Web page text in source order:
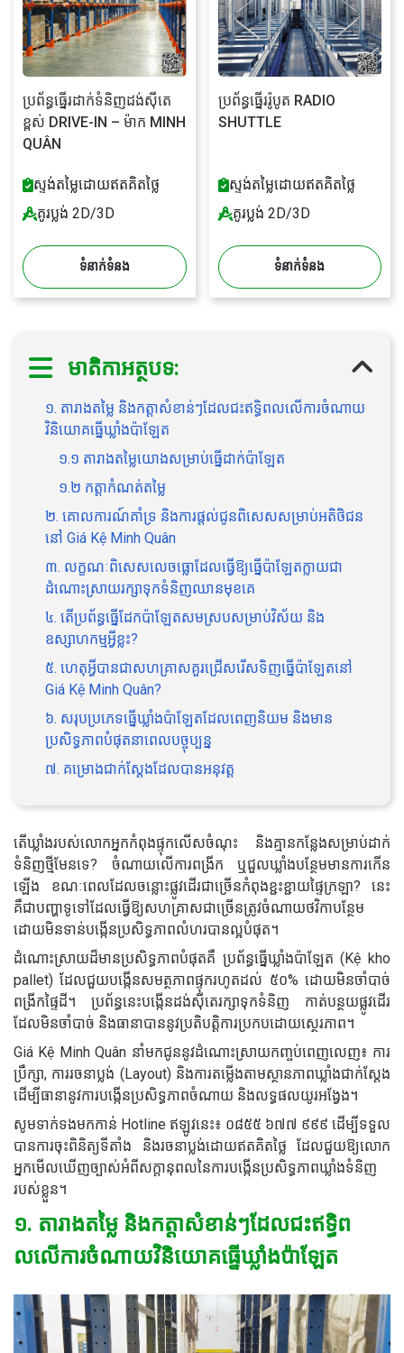
ប្រព័ន្ធធ្នើរដាក់ទំនិញដង់ស៊ីតេ
ខ្ពស់ DRIVE-IN – ម៉ាក MINH
QUÂN
ស្ទង់តម្លៃដោយឥតគិតថ្លៃ
គូរប្លង់ 2D/3D
ទំនាក់ទំនង
ប្រព័ន្ធធ្នើររ៉ូបូត RADIO
SHUTTLE
ស្ទង់តម្លៃដោយឥតគិតថ្លៃ
គូរប្លង់ 2D/3D
ទំនាក់ទំនង
មាតិកាអត្ថបទ:
១. តារាងតម្លៃ និងកត្តាសំខាន់ៗដែលជះឥទ្ធិពលលើការចំណាយ
វិនិយោគធ្នើឃ្លាំងប៉ាឡែត
១.១ តារាងតម្លៃយោងសម្រាប់ធ្នើដាក់ប៉ាឡែត
១.២ កត្តាកំណត់តម្លៃ
២. គោលការណ៍គាំទ្រ និងការផ្តល់ជូនពិសេសសម្រាប់អតិថិជន
នៅ Giá Kệ Minh Quân
៣. លក្ខណៈពិសេសលេចធ្លោដែលធ្វើឱ្យធ្នើប៉ាឡែតក្លាយជា
ដំណោះស្រាយរក្សាទុកទំនិញឈានមុខគេ
៤. តើប្រព័ន្ធធ្នើដែកប៉ាឡែតសមស្របសម្រាប់វិស័យ និង
ឧស្សាហកម្មអ្វីខ្លះ?
៥. ហេតុអ្វីបានជាសហគ្រាសគួរជ្រើសរើសទិញធ្នើប៉ាឡែតនៅ
Giá Kệ Minh Quân?
៦. សរុបប្រភេទធ្នើឃ្លាំងប៉ាឡែតដែលពេញនិយម និងមាន
ប្រសិទ្ធភាពបំផុតនាពេលបច្ចុប្បន្ន
៧. គម្រោងជាក់ស្តែងដែលបានអនុវត្ត
តើឃ្លាំងរបស់លោកអ្នកកំពុងផ្ទុកលើសចំណុះ និងគ្មានកន្លែងសម្រាប់ដាក់
ទំនិញថ្មីមែនទេ? ចំណាយលើការពង្រីក ឬជួលឃ្លាំងបន្ថែមមានការកើន
ឡើង ខណៈពេលដែលចន្លោះផ្លូវដើរជាច្រើនកំពុងខ្ជះខ្ជាយផ្ទៃក្រឡា? នេះ
គឺជាបញ្ហាទូទៅដែលធ្វើឱ្យសហគ្រាសជាច្រើនត្រូវចំណាយថវិកាបន្ថែម
ដោយមិនទាន់បង្កើនប្រសិទ្ធភាពលំហរបានល្អបំផុត។
ដំណោះស្រាយដ៏មានប្រសិទ្ធភាពបំផុតគឺ ប្រព័ន្ធធ្នើឃ្លាំងប៉ាឡែត (Kệ kho
pallet) ដែលជួយបង្កើនសមត្ថភាពផ្ទុករហូតដល់ ៥០% ដោយមិនចាំបាច់
ពង្រីកផ្ទៃដី។ ប្រព័ន្ធនេះបង្កើនដង់ស៊ីតេរក្សាទុកទំនិញ កាត់បន្ថយផ្លូវដើរ
ដែលមិនចាំបាច់ និងធានាបាននូវប្រតិបត្តិការប្រកបដោយស្ថេរភាព។
Giá Kệ Minh Quân នាំមកជូននូវដំណោះស្រាយកញ្ចប់ពេញលេញ៖ ការ
ប្រឹក្សា, ការរចនាប្លង់ (Layout) និងការតម្លើងតាមស្ថានភាពឃ្លាំងជាក់ស្តែង
ដើម្បីធានានូវការបង្កើនប្រសិទ្ធភាពចំណាយ និងលទ្ធផលយូរអង្វែង។
សូមទាក់ទងមកកាន់ Hotline ឥឡូវនេះ៖ ០៨៥៥ ៦៧៧ ៩៩៩ ដើម្បីទទួល
បានការចុះពិនិត្យទីតាំង និងរចនាប្លង់ដោយឥតគិតថ្លៃ ដែលជួយឱ្យលោក
អ្នកមើលឃើញច្បាស់អំពីសក្តានុពលនៃការបង្កើនប្រសិទ្ធភាពឃ្លាំងទំនិញ
របស់ខ្លួន។
១. តារាងតម្លៃ និងកត្តាសំខាន់ៗដែលជះឥទ្ធិព
លលើការចំណាយវិនិយោគធ្នើឃ្លាំងប៉ាឡែត